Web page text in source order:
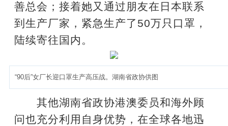
善总会；接着她又通过朋友在日本联系
到生产厂家，紧急生产了50万只口罩，
陆续寄往国内。
“90后”女厂长迎口罩生产高压战。湖南省政协供图
其他湖南省政协港澳委员和海外顾
问也充分利用自身优势，在全球各地迅